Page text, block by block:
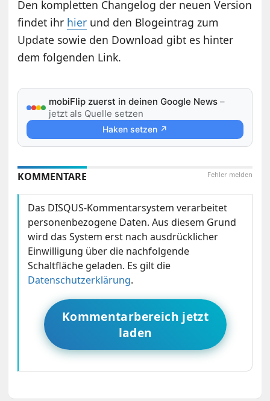
Den kompletten Changelog der neuen Version
findet ihr hier und den Blogeintrag zum
Update sowie den Download gibt es hinter
dem folgenden Link.
mobiFlip zuerst in deinen Google News –
jetzt als Quelle setzen
Haken setzen ↗
Fehler melden
KOMMENTARE
Das DISQUS-Kommentarsystem verarbeitet
personenbezogene Daten. Aus diesem Grund
wird das System erst nach ausdrücklicher
Einwilligung über die nachfolgende
Schaltfläche geladen. Es gilt die
Datenschutzerklärung.
Kommentarbereich jetzt
laden